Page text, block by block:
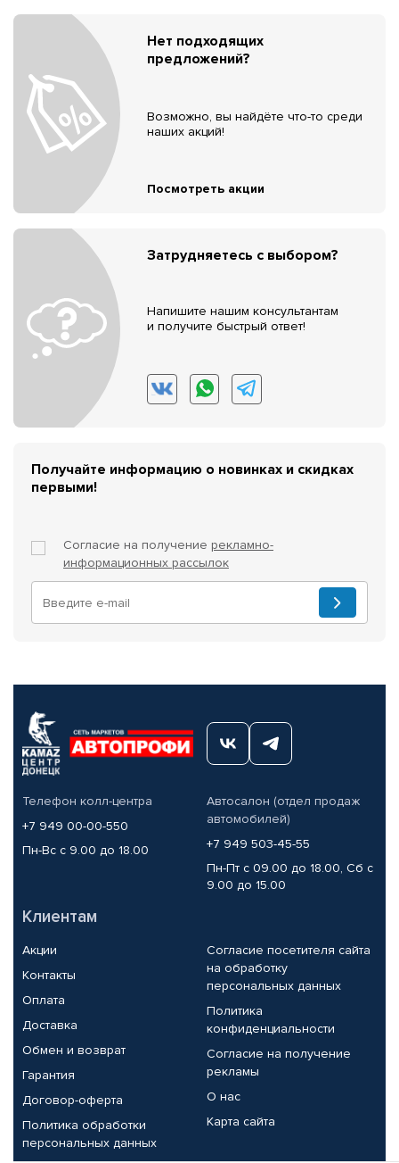
Нет подходящих
предложений?
Возможно, вы найдёте что-то среди
наших акций!
Посмотреть акции
Затрудняетесь с выбором?
Напишите нашим консультантам
и получите быстрый ответ!
Получайте информацию о новинках и скидках
первыми!
Согласие на получение рекламно-
информационных рассылок
Телефон колл-центра
+7 949 00-00-550
Пн-Вс с 9.00 до 18.00
Автосалон (отдел продаж
автомобилей)
+7 949 503-45-55
Пн-Пт с 09.00 до 18.00, Сб с
9.00 до 15.00
Клиентам
Акции
Контакты
Оплата
Доставка
Обмен и возврат
Гарантия
Договор-оферта
Политика обработки
персональных данных
Согласие посетителя сайта
на обработку
персональных данных
Политика
конфиденциальности
Согласие на получение
рекламы
О нас
Карта сайта